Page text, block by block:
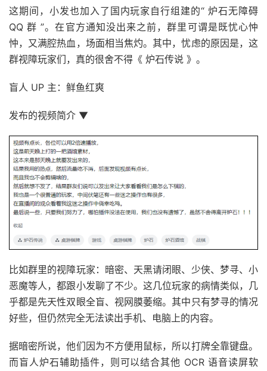
这期间，小发也加入了国内玩家自行组建的“ 炉石无障碍
QQ 群 ”。在官方通知没出来之前，群里可谓是既忧心忡
忡，又满腔热血，场面相当焦灼。其中，忧虑的原因是，这
群视障玩家们，真的很舍不得《 炉石传说 》。
盲人 UP 主：鲜鱼红爽
发布的视频简介 ▼
比如群里的视障玩家：暗密、天黑请闭眼、少侠、梦寻、小
恶魔等人，都跟小发聊了不少。这几位玩家的病情类似，几
乎都是先天性双眼全盲、视网膜萎缩。其中只有梦寻的情况
好些，但仍然完全无法读出手机、电脑上的内容。
据暗密所说，他们因为不方便用鼠标，所以打牌全靠键盘。
而盲人炉石辅助插件，则可以结合其他 OCR 语音读屏软